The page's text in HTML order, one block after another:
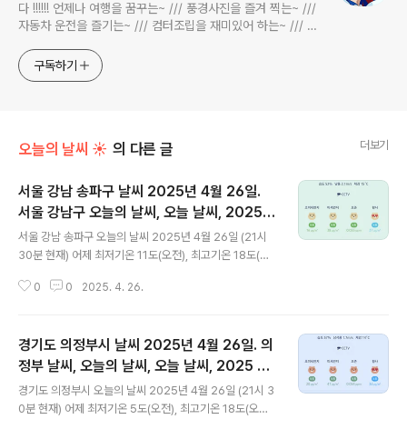
다 !!!!!! 언제나 여행을 꿈꾸는~ /// 풍경사진을 즐겨 찍는~ ///
자동차 운전을 즐기는~ /// 컴터조립을 재미있어 하는~ /// 고
식하는 미드가 있는~ /// 사회적 이슈에 발언하는~ 不老巨
구독하기
오늘의 날씨 ☀ 의 다른 글 더보기
서울 강남 송파구 날씨 2025년 4월 26일.
서울 강남구 오늘의 날씨, 오늘 날씨, 2025 0
426, 초미세먼지, 미세먼지, 황사, 자외선
서울 강남 송파구 오늘의 날씨 2025년 4월 26일 (21시
30분 현재) 어제 최저기온 11도(오전), 최고기온 18도(오
제보다 2도 낮은 최저기온이고 어제보다 3도 높은 최고기
13시 하루 중 최고기온입니다 * 눈비 올 확률은 위 이미
지에서 시간별 기상 상태 참조 대기상황 공기질은 어
제 초미세먼지 보통 = 19 ㎍/m³ 미세먼지는 보통 = 42
㎍/m³ 황사는 보통 = 28 ㎍/m³ 자외선 (오후) = 한때
나쁨 오늘 초미세먼지 보통 = 16 ㎍/m³ 미세먼지는 보통
0 0 2025. 4. 26.
경기도 의정부시 날씨 2025년 4월 26일. 의
정부 날씨, 오늘의 날씨, 오늘 날씨, 2025 04
26, 초미세먼지, 미세먼지, 황사, 자외선
경기도 의정부시 오늘의 날씨 2025년 4월 26일 (21시 3
0분 현재) 어제 최저기온 5도(오전), 최고기온 18도(오후)